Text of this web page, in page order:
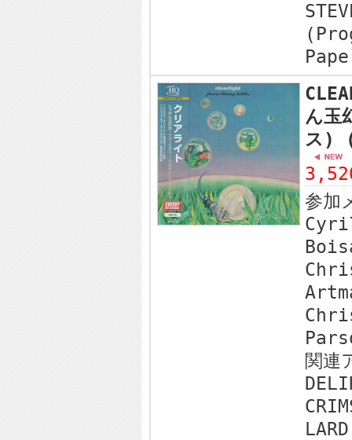
ん玉
ス)
参加
関連